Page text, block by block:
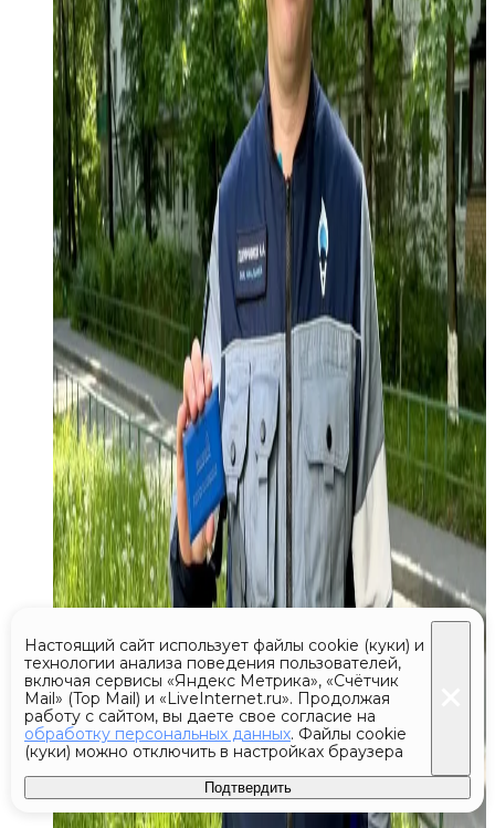
Настоящий сайт использует файлы cookie (куки) и
технологии анализа поведения пользователей,
включая сервисы «Яндекс Метрика», «Счётчик
Mail» (Top Mail) и «LiveInternet.ru». Продолжая
работу с сайтом, вы даете свое согласие на
обработку персональных данных. Файлы cookie
(куки) можно отключить в настройках браузера
Подтвердить